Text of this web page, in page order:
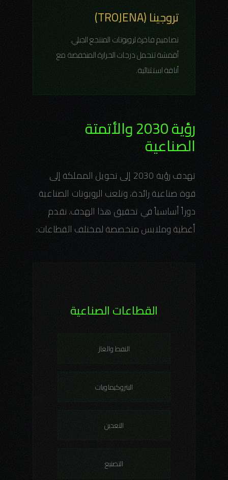
تروجينا (TROJENA)
تصاميم فاخرة لروبوتات المنتجع الجبلي.
أقمشة تتحمل درجات الحرارة المنخفضة مع
أناقة استثنائية.
رؤية 2030 والأتمتة
الصناعية
تهدف رؤية 2030 إلى تحويل المملكة إلى
قوة صناعية رائدة، وتلعب الروبوتات الصناعية
دوراً أساسياً في تحقيق هذا الهدف. نقدم
أغطية وملابس متخصصة لمختلف القطاعات:
القطاعات الصناعية
النفط والغاز
البتروكيماويات
التعدين
التصنيع